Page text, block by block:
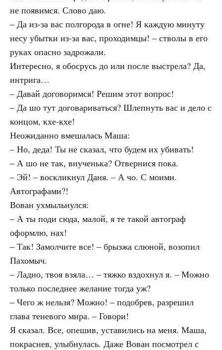
не появимся. Слово даю.
– Да из-за вас полгорода в огне! Я каждую минуту
несу убытки из-за вас, проходимцы! – стволы в его
руках опасно задрожали.
Интересно, я обосрусь до или после выстрела? Да,
интрига…
– Давай договоримся! Решим этот вопрос!
– Да шо тут договариваться? Шлепнуть вас и дело с
концом, кхе-кхе!
Неожиданно вмешалась Маша:
– Но, деда! Ты не сказал, что будем их убивать!
– А шо не так, внученька? Отвернися пока.
– Эй! – воскликнул Даня. – А чо. С моими.
Автографами?!
Вован ухмыльнулся:
– А ты поди сюда, малой, я те такой автограф
оформлю, нах!
– Так! Замолчите все! – брызжа слюной, возопил
Пахомыч.
– Ладно, твоя взяла… – тяжко вздохнул я. – Можно
только последнее желание тогда уж?
– Чего ж нельзя? Можно! – подобрев, разрешил
глава теневого мира. – Говори!
Я сказал. Все, опешив, уставились на меня. Маша,
покраснев, улыбнулась. Даже Вован посмотрел с